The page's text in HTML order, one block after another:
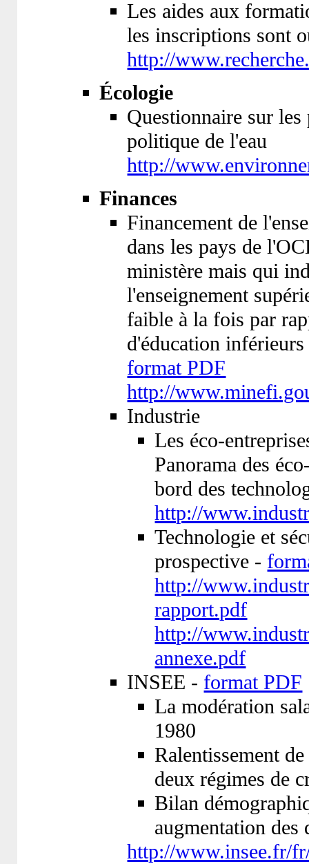
Les aides aux
les inscriptions sont
http://
Écologie
Questionnaire sur
politique de l'eau
http://
Finances
Financement de
dans les pays de
ministère mais qui
l'enseignement
faible à la fois par
d'éducation
format PDF
http://
Industrie
Les éco-
Panorama des
bord des
http://
Technologie et
prospective -
http://
rapport.pdf
http://
annexe.pdf
INSEE - format PDF
La modération
1980
Ralentissement
deux régimes de
Bilan
augmentation des
http://www.insee.fr/